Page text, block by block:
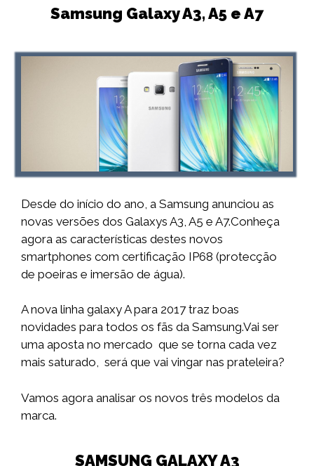
Samsung Galaxy A3, A5 e A7
Desde do início do ano, a Samsung anunciou as
novas versões dos Galaxys A3, A5 e A7.Conheça
agora as características destes novos
smartphones com certificação IP68 (protecção
de poeiras e imersão de água).
A nova linha galaxy A para 2017 traz boas
novidades para todos os fãs da Samsung.Vai ser
uma aposta no mercado que se torna cada vez
mais saturado, será que vai vingar nas prateleira?
Vamos agora analisar os novos três modelos da
marca.
SAMSUNG GALAXY A3